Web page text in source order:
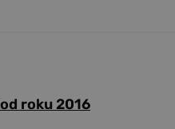
roku 2016